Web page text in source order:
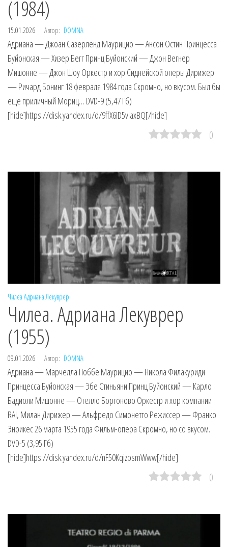
(1984)
15.01.2026 Автор: DOMNA
Адриана — Джоан Сазерленд Маурицио — Ансон Остин Принцесса
Буйонская — Хизер Бегг Принц Буйонский — Джон Вегнер
Мишонне — Джон Шоу Оркестр и хор Сиднейской оперы Дирижер
— Ричард Бонинг 18 февраля 1984 года Скромно, но вкусом. Был бы
еще приличный Мориц… DVD-9 (5,47 Гб)
[hide]https://disk.yandex.ru/d/9ffX6ID5viaxBQ[/hide]
0
Чилеа Адриана Лекуврер
Чилеа. Адриана Лекуврер
(1955)
09.01.2026 Автор: DOMNA
Адриана — Марчелла Поббе Маурицио — Никола Филакуриди
Принцесса Буйонская — Эбе Стиньяни Принц Буйонский — Карло
Бадиоли Мишонне — Отелло Боргоново Оркестр и хор компании
RAI, Милан Дирижер — Альфредо Симонетто Режиссер — Франко
Энрикес 26 марта 1955 года Фильм-опера Скромно, но со вкусом.
DVD-5 (3,95 Гб)
[hide]https://disk.yandex.ru/d/nF50KqizpsmWww[/hide]
0